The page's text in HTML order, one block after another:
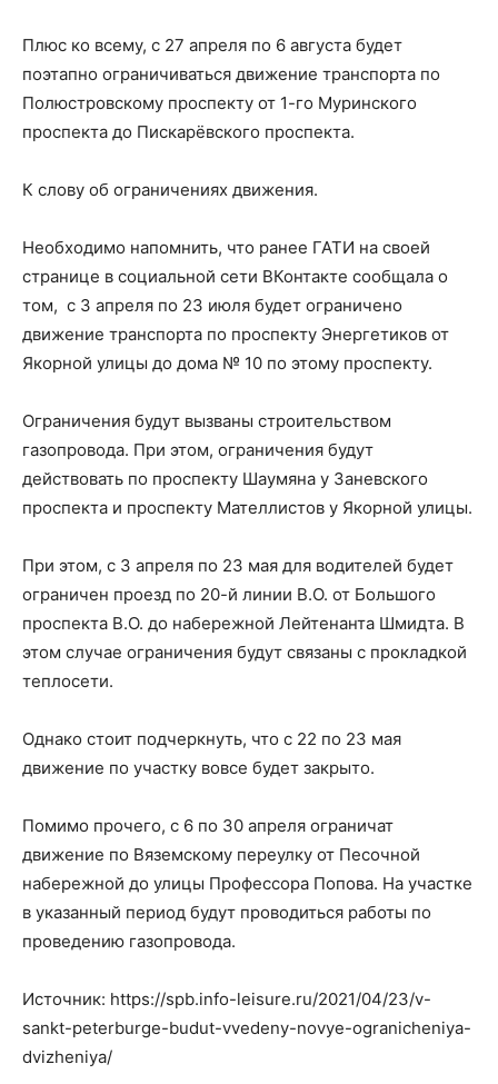
Плюс ко всему, с 27 апреля по 6 августа будет
поэтапно ограничиваться движение транспорта по
Полюстровскому проспекту от 1-го Муринского
проспекта до Пискарёвского проспекта.
К слову об ограничениях движения.
Необходимо напомнить, что ранее ГАТИ на своей
странице в социальной сети ВКонтакте сообщала о
том, с 3 апреля по 23 июля будет ограничено
движение транспорта по проспекту Энергетиков от
Якорной улицы до дома № 10 по этому проспекту.
Ограничения будут вызваны строительством
газопровода. При этом, ограничения будут
действовать по проспекту Шаумяна у Заневского
проспекта и проспекту Мателлистов у Якорной улицы.
При этом, с 3 апреля по 23 мая для водителей будет
ограничен проезд по 20-й линии В.О. от Большого
проспекта В.О. до набережной Лейтенанта Шмидта. В
этом случае ограничения будут связаны с прокладкой
теплосети.
Однако стоит подчеркнуть, что с 22 по 23 мая
движение по участку вовсе будет закрыто.
Помимо прочего, с 6 по 30 апреля ограничат
движение по Вяземскому переулку от Песочной
набережной до улицы Профессора Попова. На участке
в указанный период будут проводиться работы по
проведению газопровода.
Источник: https://spb.info-leisure.ru/2021/04/23/v-
sankt-peterburge-budut-vvedeny-novye-ogranicheniya-
dvizheniya/